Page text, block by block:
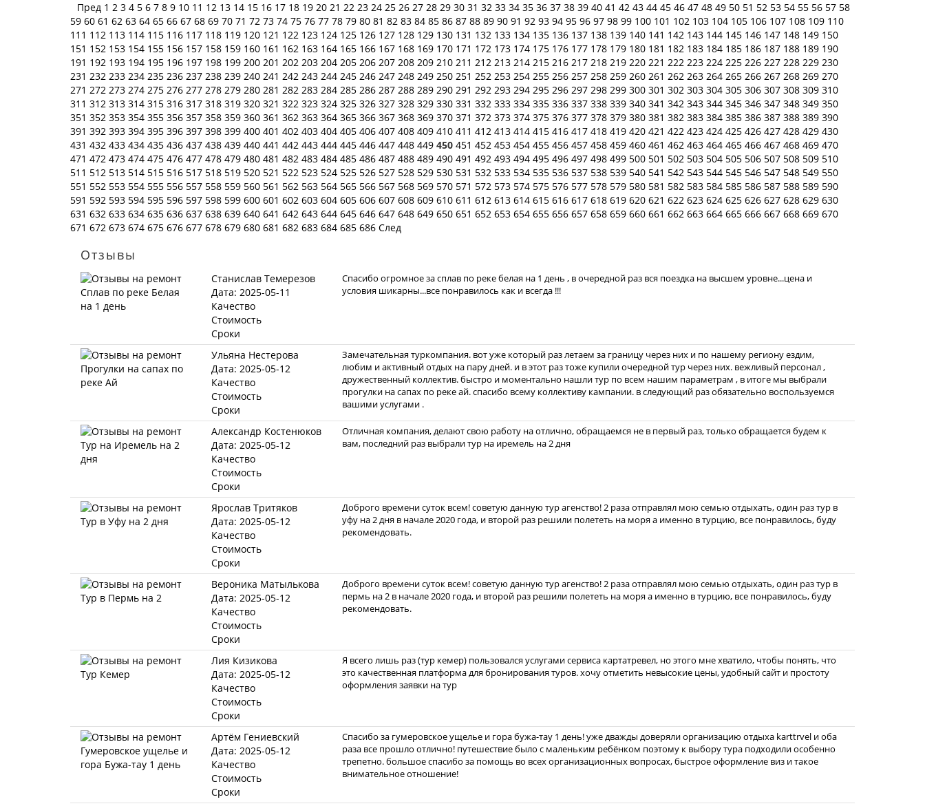
Пред 1 2 3 4 5 6 7 8 9 10 11 12 13 14 15 16 17 18 19 20 21 22 23 24 25 26 27 28 29 30 31 32 33 34 35 36 37 38 39 40 41 42 43 44 45 46 47 48 49 50 51 52 53 54 55 56 57 58
59 60 61 62 63 64 65 66 67 68 69 70 71 72 73 74 75 76 77 78 79 80 81 82 83 84 85 86 87 88 89 90 91 92 93 94 95 96 97 98 99 100 101 102 103 104 105 106 107 108 109 110
111 112 113 114 115 116 117 118 119 120 121 122 123 124 125 126 127 128 129 130 131 132 133 134 135 136 137 138 139 140 141 142 143 144 145 146 147 148 149 150
151 152 153 154 155 156 157 158 159 160 161 162 163 164 165 166 167 168 169 170 171 172 173 174 175 176 177 178 179 180 181 182 183 184 185 186 187 188 189 190
191 192 193 194 195 196 197 198 199 200 201 202 203 204 205 206 207 208 209 210 211 212 213 214 215 216 217 218 219 220 221 222 223 224 225 226 227 228 229 230
231 232 233 234 235 236 237 238 239 240 241 242 243 244 245 246 247 248 249 250 251 252 253 254 255 256 257 258 259 260 261 262 263 264 265 266 267 268 269 270
271 272 273 274 275 276 277 278 279 280 281 282 283 284 285 286 287 288 289 290 291 292 293 294 295 296 297 298 299 300 301 302 303 304 305 306 307 308 309 310
311 312 313 314 315 316 317 318 319 320 321 322 323 324 325 326 327 328 329 330 331 332 333 334 335 336 337 338 339 340 341 342 343 344 345 346 347 348 349 350
351 352 353 354 355 356 357 358 359 360 361 362 363 364 365 366 367 368 369 370 371 372 373 374 375 376 377 378 379 380 381 382 383 384 385 386 387 388 389 390
391 392 393 394 395 396 397 398 399 400 401 402 403 404 405 406 407 408 409 410 411 412 413 414 415 416 417 418 419 420 421 422 423 424 425 426 427 428 429 430
431 432 433 434 435 436 437 438 439 440 441 442 443 444 445 446 447 448 449 450 451 452 453 454 455 456 457 458 459 460 461 462 463 464 465 466 467 468 469 470
471 472 473 474 475 476 477 478 479 480 481 482 483 484 485 486 487 488 489 490 491 492 493 494 495 496 497 498 499 500 501 502 503 504 505 506 507 508 509 510
511 512 513 514 515 516 517 518 519 520 521 522 523 524 525 526 527 528 529 530 531 532 533 534 535 536 537 538 539 540 541 542 543 544 545 546 547 548 549 550
551 552 553 554 555 556 557 558 559 560 561 562 563 564 565 566 567 568 569 570 571 572 573 574 575 576 577 578 579 580 581 582 583 584 585 586 587 588 589 590
591 592 593 594 595 596 597 598 599 600 601 602 603 604 605 606 607 608 609 610 611 612 613 614 615 616 617 618 619 620 621 622 623 624 625 626 627 628 629 630
631 632 633 634 635 636 637 638 639 640 641 642 643 644 645 646 647 648 649 650 651 652 653 654 655 656 657 658 659 660 661 662 663 664 665 666 667 668 669 670
671 672 673 674 675 676 677 678 679 680 681 682 683 684 685 686 След
Отзывы
Станислав Темерезов
Дата: 2025-05-11
Качество
Стоимость
Сроки
Спасибо огромное за сплав по реке белая на 1 день , в очередной раз вся поездка на высшем уровне...цена и
условия шикарны...все понравилось как и всегда !!!
Ульяна Нестерова
Дата: 2025-05-12
Качество
Стоимость
Сроки
Замечательная туркомпания. вот уже который раз летаем за границу через них и по нашему региону ездим,
любим и активный отдых на пару дней. и в этот раз тоже купили очередной тур через них. вежливый персонал ,
дружественный коллектив. быстро и моментально нашли тур по всем нашим параметрам , в итоге мы выбрали
прогулки на сапах по реке ай. спасибо всему коллективу кампании. в следующий раз обязательно воспользуемся
вашими услугами .
Александр Костенюков
Дата: 2025-05-12
Качество
Стоимость
Сроки
Отличная компания, делают свою работу на отлично, обращаемся не в первый раз, только обращается будем к
вам, последний раз выбрали тур на иремель на 2 дня
Ярослав Тритяков
Дата: 2025-05-12
Качество
Стоимость
Сроки
Доброго времени суток всем! советую данную тур агенство! 2 раза отправлял мою семью отдыхать, один раз тур в
уфу на 2 дня в начале 2020 года, и второй раз решили полететь на моря а именно в турцию, все понравилось, буду
рекомендовать.
Вероника Матылькова
Дата: 2025-05-12
Качество
Стоимость
Сроки
Доброго времени суток всем! советую данную тур агенство! 2 раза отправлял мою семью отдыхать, один раз тур в
пермь на 2 в начале 2020 года, и второй раз решили полететь на моря а именно в турцию, все понравилось, буду
рекомендовать.
Лия Кизикова
Дата: 2025-05-12
Качество
Стоимость
Сроки
Я всего лишь раз (тур кемер) пользовался услугами сервиса картатревел, но этого мне хватило, чтобы понять, что
это качественная платформа для бронирования туров. хочу отметить невысокие цены, удобный сайт и простоту
оформления заявки на тур
Артём Гениевский
Дата: 2025-05-12
Качество
Стоимость
Сроки
Спасибо за гумеровское ущелье и гора бужа-тау 1 день! уже дважды доверяли организацию отдыха karttrvel и оба
раза все прошло отлично! путешествие было с маленьким ребёнком поэтому к выбору тура подходили особенно
трепетно. большое спасибо за помощь во всех организационных вопросах, быстрое оформление виз и такое
внимательное отношение!